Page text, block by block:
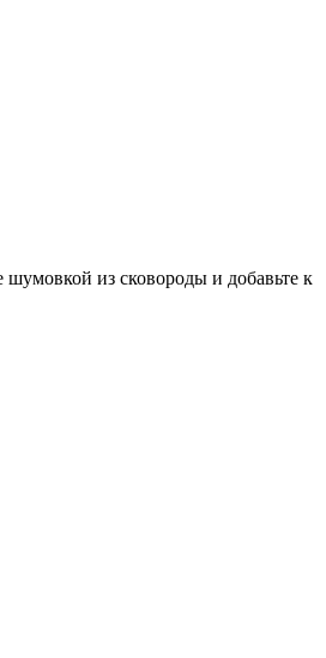
из сковороды и добавьте к